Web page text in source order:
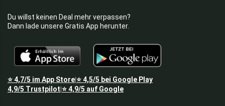
Du willst keinen Deal mehr verpassen?
Dann lade unsere Gratis App herunter.
⭐4,7/5 im App Store⭐4,5/5 bei Google Play
4,9/5 Trustpilot ⭐4,9/5 auf Google